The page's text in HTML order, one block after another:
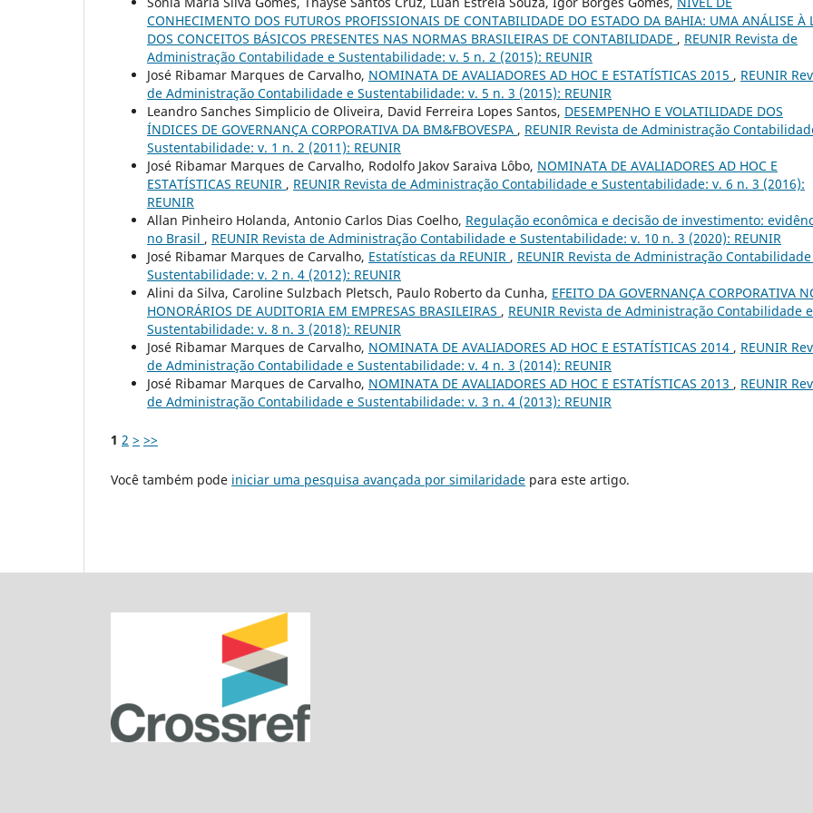
CONHECIMENTO DOS FUTUROS PROFISSIONAIS DE CONTABILIDADE DO ESTADO DA BAHIA: UMA ANÁLISE À
DOS CONCEITOS BÁSICOS PRESENTES NAS NORMAS BRASILEIRAS DE CONTABILIDADE , REUNIR Revista de
Administração Contabilidade e Sustentabilidade: v. 5 n. 2 (2015): REUNIR
José Ribamar Marques de Carvalho, NOMINATA DE AVALIADORES AD HOC E ESTATÍSTICAS 2015 , REUNIR
de Administração Contabilidade e Sustentabilidade: v. 5 n. 3 (2015): REUNIR
Leandro Sanches Simplicio de Oliveira, David Ferreira Lopes Santos, DESEMPENHO E VOLATILIDADE DOS
ÍNDICES DE GOVERNANÇA CORPORATIVA DA BM&FBOVESPA , REUNIR Revista de Administração
Sustentabilidade: v. 1 n. 2 (2011): REUNIR
José Ribamar Marques de Carvalho, Rodolfo Jakov Saraiva Lôbo, NOMINATA DE AVALIADORES AD HOC E
ESTATÍSTICAS REUNIR , REUNIR Revista de Administração Contabilidade e Sustentabilidade: v. 6 n. 3 (2016):
REUNIR
Allan Pinheiro Holanda, Antonio Carlos Dias Coelho, Regulação econômica e decisão de investimento:
no Brasil , REUNIR Revista de Administração Contabilidade e Sustentabilidade: v. 10 n. 3 (2020): REUNIR
José Ribamar Marques de Carvalho, Estatísticas da REUNIR , REUNIR Revista de Administração
Sustentabilidade: v. 2 n. 4 (2012): REUNIR
Alini da Silva, Caroline Sulzbach Pletsch, Paulo Roberto da Cunha, EFEITO DA GOVERNANÇA CORPORATIVA
HONORÁRIOS DE AUDITORIA EM EMPRESAS BRASILEIRAS , REUNIR Revista de Administração Contabilidade e
Sustentabilidade: v. 8 n. 3 (2018): REUNIR
José Ribamar Marques de Carvalho, NOMINATA DE AVALIADORES AD HOC E ESTATÍSTICAS 2014 , REUNIR
de Administração Contabilidade e Sustentabilidade: v. 4 n. 3 (2014): REUNIR
José Ribamar Marques de Carvalho, NOMINATA DE AVALIADORES AD HOC E ESTATÍSTICAS 2013 , REUNIR
de Administração Contabilidade e Sustentabilidade: v. 3 n. 4 (2013): REUNIR
1 2 > >>
Você também pode iniciar uma pesquisa avançada por similaridade para este artigo.